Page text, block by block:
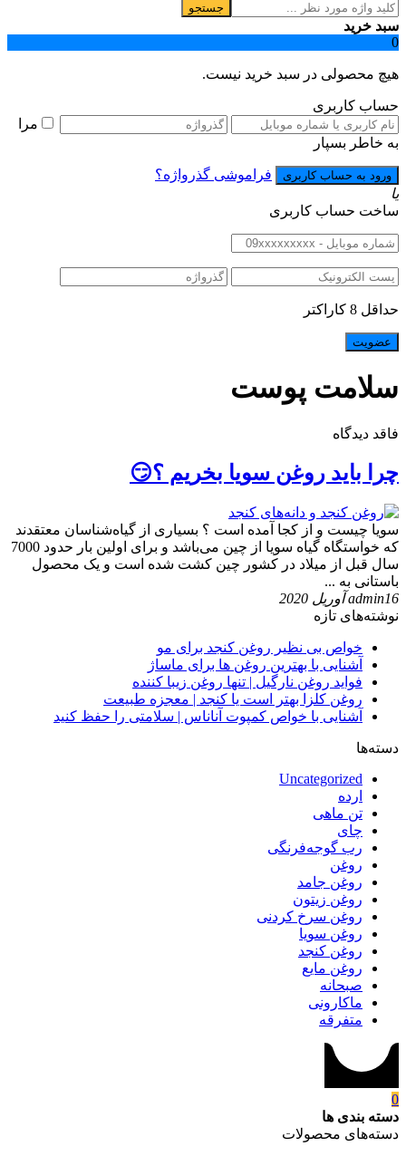
جستجو
سبد خرید
0
هیچ محصولی در سبد خرید نیست.
حساب کاربری
مرا
به خاطر بسپار
فراموشی گذرواژه؟
یا
ساخت حساب کاربری
حداقل 8 کاراکتر
سلامت پوست
فاقد دیدگاه
چرا باید روغن سویا بخریم ؟😏
سویا چیست و از کجا آمده است ؟ بسیاری از گیاه‌شناسان معتقدند
که خواستگاه گیاه سویا از چین می‌باشد و برای اولین بار حدود 7000
سال قبل از میلاد در کشور چین کشت شده است و یک محصول
باستانی به ...
admin16 آوریل 2020
نوشته‌های تازه
خواص بی نظیر روغن کنجد برای مو
آشنایی با بهترین روغن ها برای ماساژ
فواید روغن نارگیل | تنها روغن زیبا کننده
روغن کلزا بهتر است یا کنجد | معجزه طبیعت
آشنایی با خواص کمپوت آناناس | سلامتی را حفظ کنید
دسته‌ها
Uncategorized
ارده
تن ماهی
چای
رب گوجه‌فرنگی
روغن
روغن جامد
روغن زیتون
روغن سرخ کردنی
روغن سویا
روغن کنجد
روغن مایع
صبحانه
ماکارونی
متفرقه
0
دسته بندی ها
دسته‌های محصولات